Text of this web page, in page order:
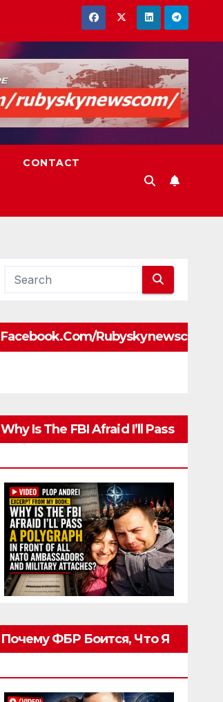
CONTACT
Facebook.com/rubyskynewscom
Why Is The FBI Afraid I’ll Pass
Почему ФБР Боится, Что Я